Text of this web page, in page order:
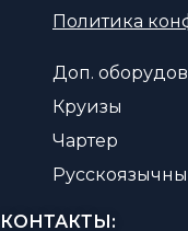
Политика
Доп.
Круизы
Чартер
КОНТАКТЫ: